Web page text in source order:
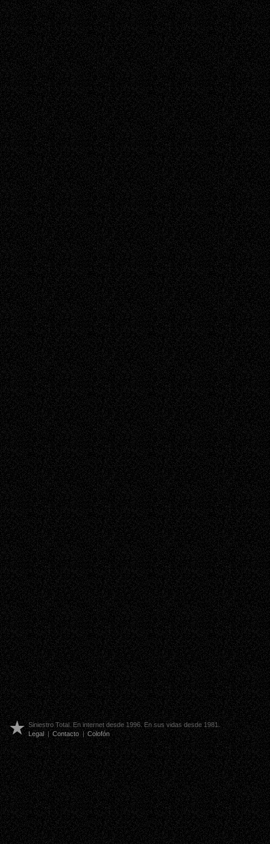
Siniestro Total. En internet desde 1996. En sus vidas desde 1981.
Legal | Contacto | Colofón